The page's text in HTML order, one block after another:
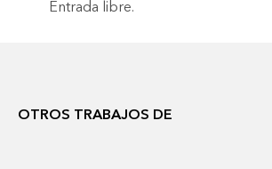
Entrada libre.
OTROS TRABAJOS DE